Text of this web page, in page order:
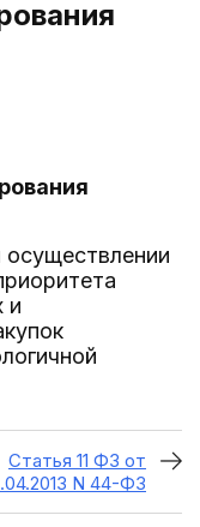
осуществлении
и
Статья 11 ФЗ от
N 44-ФЗ